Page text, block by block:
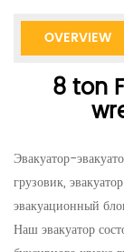
OVERVIEW
8 ton
Эвакуатор-
грузовик,
эвакуационный
Наш эвакуатор